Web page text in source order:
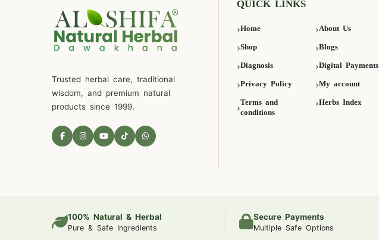
Trusted herbal care, traditional
wisdom, and premium natural
products since 1999.
QUICK LINKS
Home About Us
Shop Blogs
Diagnosis Digital Payments
Privacy Policy My account
Terms and
conditions
Herbs Index
100% Natural & Herbal
Pure & Safe Ingredients
Secure Payments
Multiple Safe Options